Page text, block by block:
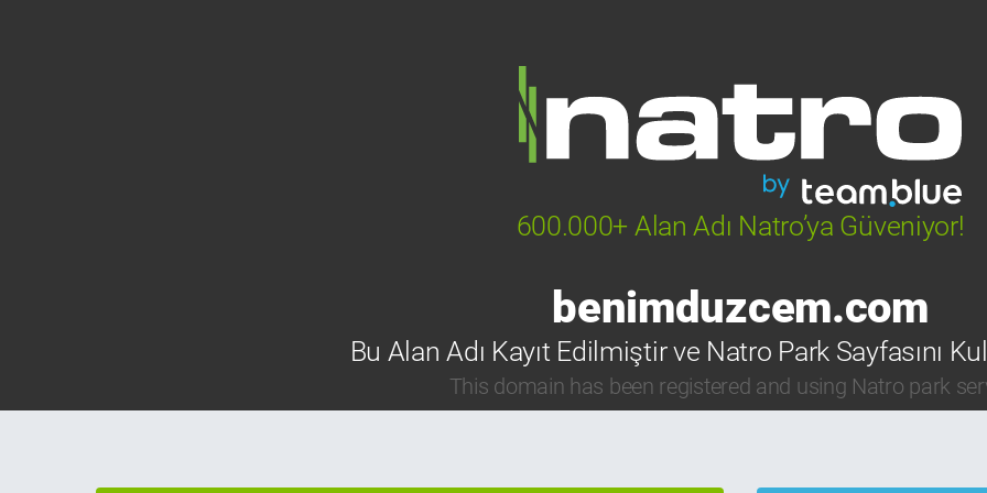
600.000+ Alan Adı Natro’ya Güveniyor!
benimduzcem.com
Bu Alan Adı Kayıt Edilmiştir ve Natro Park Sayfasını
This domain has been registered and using Natro park